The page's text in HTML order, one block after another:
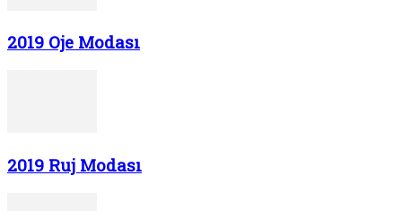
2019 Oje Modası
2019 Ruj Modası